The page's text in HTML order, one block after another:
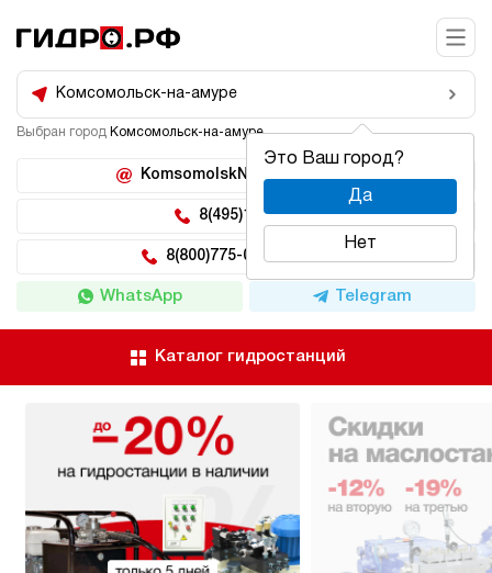
Комсомольск-на-амуре
Это Ваш город?
Да
Нет
Выбран город Комсомольск-на-амуре
KomsomolskNaAmure@hidro.ru
8(495)150-04-62
8(800)775-04-62 доб 222
WhatsApp Telegram
Каталог гидростанций